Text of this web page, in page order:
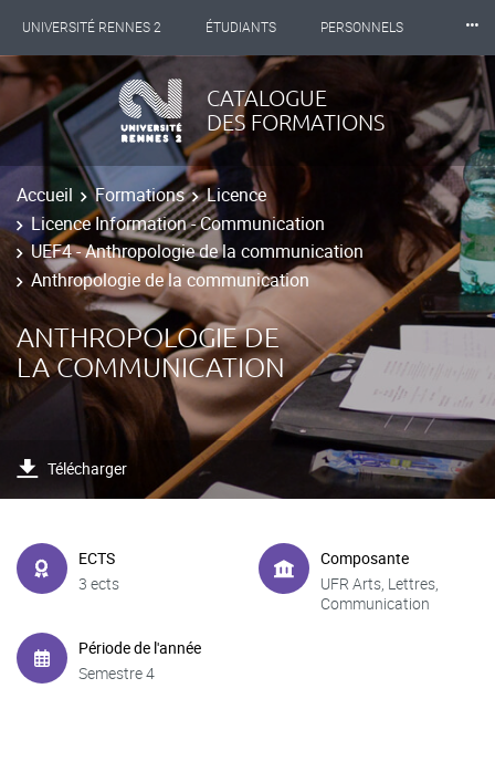
UNIVERSITÉ RENNES 2 ÉTUDIANTS PERSONNELS
INTERNATIONAL PROFESSIONNELS BIBLIOTHÈQUES
LES NOUVELLES DE RENNES 2
⸱⸱⸱
CATALOGUE
DES FORMATIONS
Accueil Formations
Licence
Licence Information - Communication
UEF4 - Anthropologie de la communication
Anthropologie de la communication
ANTHROPOLOGIE DE
LA COMMUNICATION
Télécharger
ECTS
3 ects
Composante
UFR Arts, Lettres,
Communication
Période de l'année
Semestre 4